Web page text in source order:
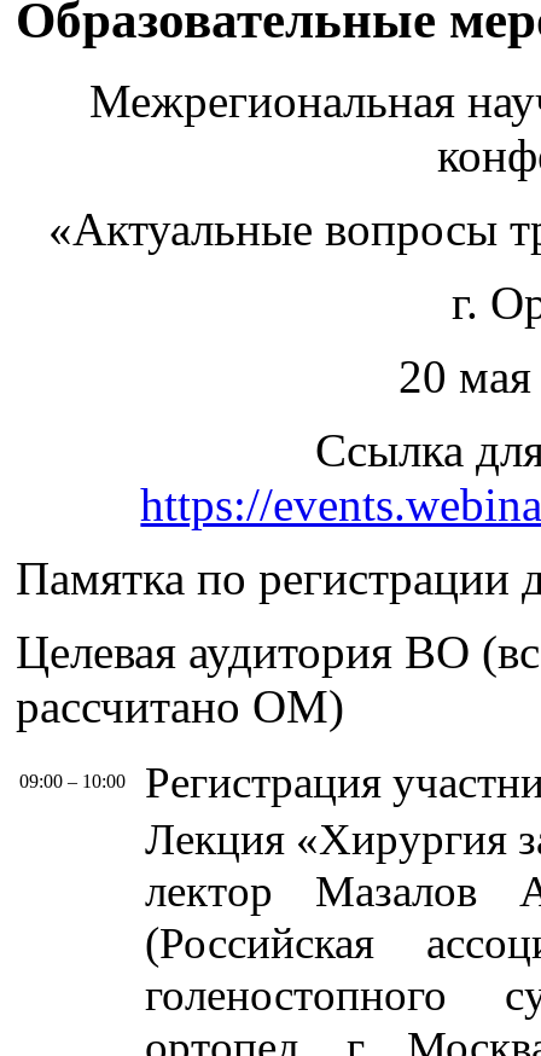
Образовательные
Межрегиональная
«Актуальные вопросы
г.
20 мая
Ссылка
https://
Памятка по регистрации
Целевая аудитория ВО
рассчитано ОМ)
09:00 – 10:00
Регистрация
Лекция «Хирургия
лектор Мазалов
(Российская
голеностопного